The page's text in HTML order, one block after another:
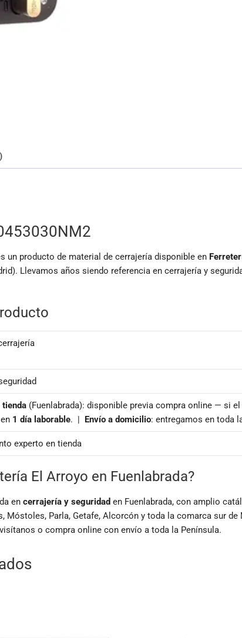
un producto de material de cerrajería disponible en
Llevamos años siendo referencia en cerrajería y
tienda (Fuenlabrada): disponible previa compra online — si
1 día laborable. | Envío a domicilio: entregamos en toda
experto en tienda
El Arroyo en Fuenlabrada?
en cerrajería y seguridad en Fuenlabrada, con amplio
Móstoles, Parla, Getafe, Alcorcón y toda la comarca sur
o compra online con envío a toda la Península.